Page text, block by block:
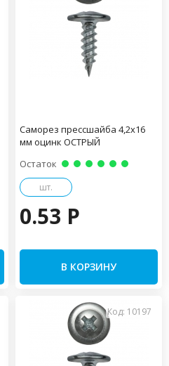
Саморез прессшайба 4,2х16
мм оцинк ОСТРЫЙ
Остаток
шт.
0.53 P
В КОРЗИНУ
Код: 10197